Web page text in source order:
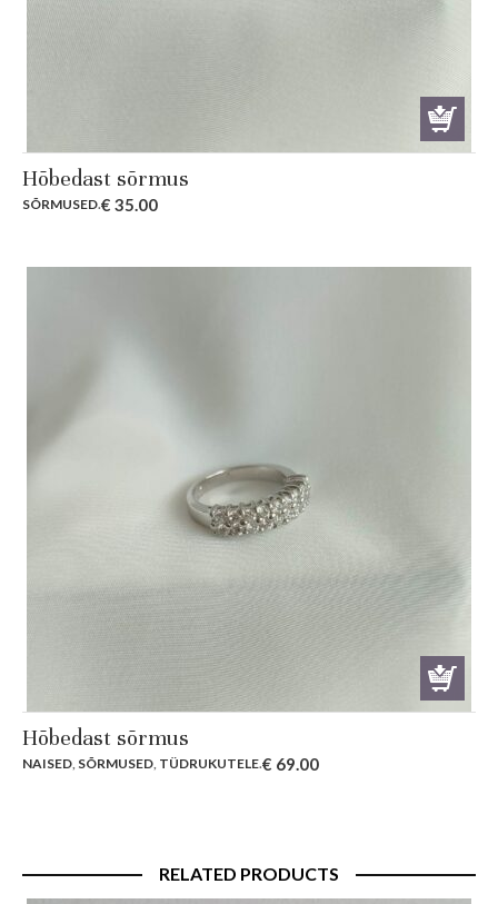
Hõbedast sõrmus
SÕRMUSED.€ 35.00
Hõbedast sõrmus
NAISED, SÕRMUSED, TÜDRUKUTELE.€ 69.00
RELATED PRODUCTS